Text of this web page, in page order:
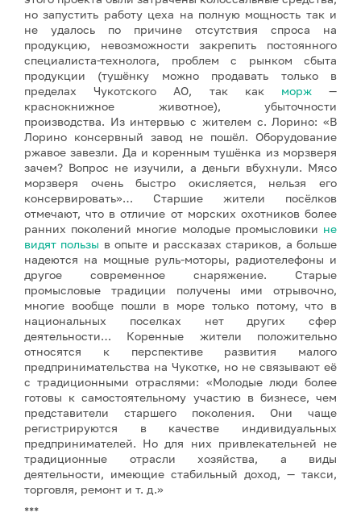
но запустить работу цеха на полную мощность так и
не удалось по причине отсутствия спроса на
продукцию, невозможности закрепить постоянного
специалиста-технолога, проблем с рынком сбыта
продукции (тушёнку можно продавать только в
пределах Чукотского АО, так как морж—
краснокнижное животное), убыточности
производства. Из интервью с жителем с. Лорино: «В
Лорино консервный завод не пошёл. Оборудование
ржавое завезли. Да и коренным тушёнка из морзверя
зачем? Вопрос не изучили, а деньги вбухнули. Мясо
морзверя очень быстро окисляется, нельзя его
консервировать»… Старшие жители посёлков
отмечают, что в отличие от морских охотников более
ранних поколений многие молодые промысловики не
видят пользы в опыте и рассказах стариков, а больше
надеются на мощные руль-моторы, радиотелефоны и
другое современное снаряжение. Старые
промысловые традиции получены ими отрывочно,
многие вообще пошли в море только потому, что в
национальных поселках нет других сфер
деятельности… Коренные жители положительно
относятся к перспективе развития малого
предпринимательства на Чукотке, но не связывают её
с традиционными отраслями: «Молодые люди более
готовы к самостоятельному участию в бизнесе, чем
представители старшего поколения. Они чаще
регистрируются в качестве индивидуальных
предпринимателей. Но для них привлекательней не
традиционные отрасли хозяйства, а виды
деятельности, имеющие стабильный доход, — такси,
торговля, ремонт и т. д.»
***